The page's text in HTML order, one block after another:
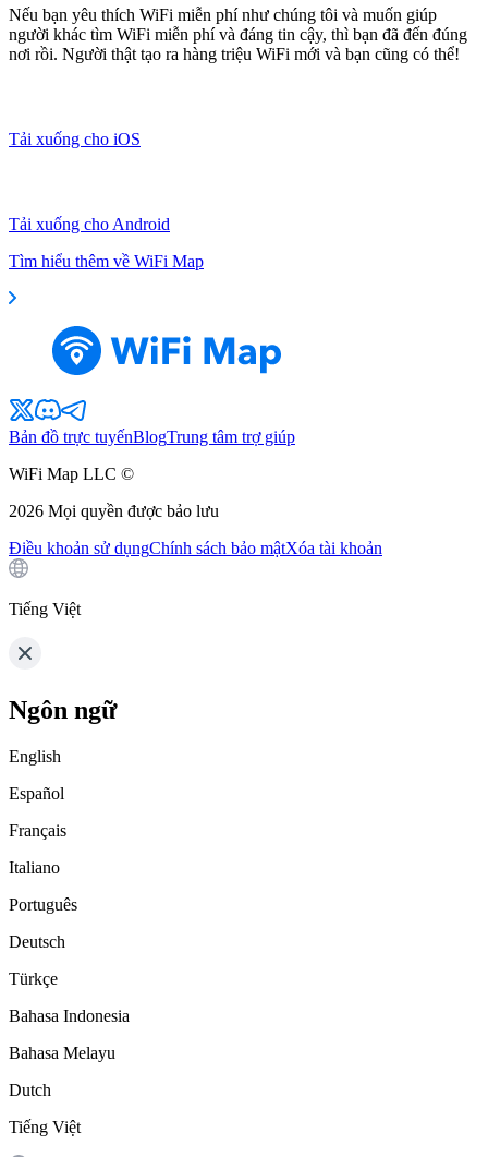
Nếu bạn yêu thích WiFi miễn phí như chúng tôi và muốn giúp
người khác tìm WiFi miễn phí và đáng tin cậy, thì bạn đã đến đúng
nơi rồi. Người thật tạo ra hàng triệu WiFi mới và bạn cũng có thể!
Tải xuống cho iOS
Tải xuống cho Android
Tìm hiểu thêm về WiFi Map
Bản đồ trực tuyếnBlogTrung tâm trợ giúp
WiFi Map LLC ©
2026 Mọi quyền được bảo lưu
Điều khoản sử dụngChính sách bảo mậtXóa tài khoản
Tiếng Việt
Ngôn ngữ
English
Español
Français
Italiano
Português
Deutsch
Türkçe
Bahasa Indonesia
Bahasa Melayu
Dutch
Tiếng Việt